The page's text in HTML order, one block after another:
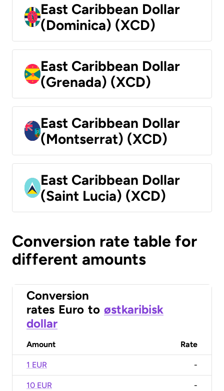
East Caribbean Dollar
(Dominica) (XCD)
East Caribbean Dollar
(Grenada) (XCD)
East Caribbean Dollar
(Montserrat) (XCD)
East Caribbean Dollar
(Saint Lucia) (XCD)
Conversion rate table for
different amounts
Conversion
rates Euro to østkaribisk
dollar
Amount Rate
1 EUR -
10 EUR -